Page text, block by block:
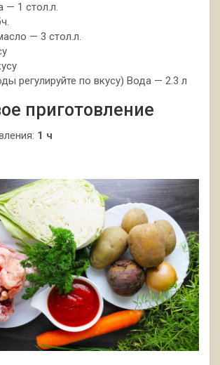
— 1 стол.л.
— 3 стол.л.
регулируйте по вкусу) Вода — 2.3 л
приготовление
1 ч